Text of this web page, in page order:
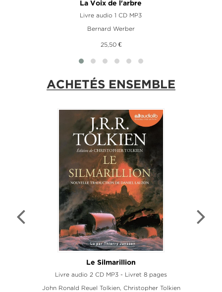
La Voix de l'arbre
Livre audio 1 CD MP3
Bernard Werber
25,50 €
ACHETÉS ENSEMBLE
Le Silmarillion
Livre audio 2 CD MP3 - Livret 8 pages
John Ronald Reuel Tolkien, Christopher Tolkien